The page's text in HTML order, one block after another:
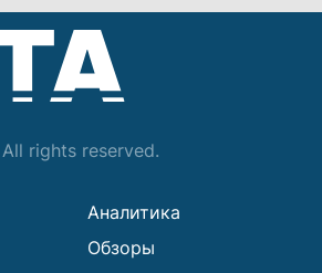
rights reserved.
Аналитика
Обзоры